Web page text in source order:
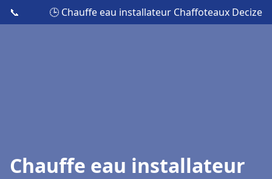
📞 🕒 Chauffe eau installateur Chaffoteaux Decize
Chauffe eau installateur